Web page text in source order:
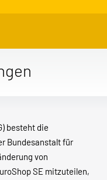
besteht die
Bundesanstalt für
von
SE mitzuteilen,